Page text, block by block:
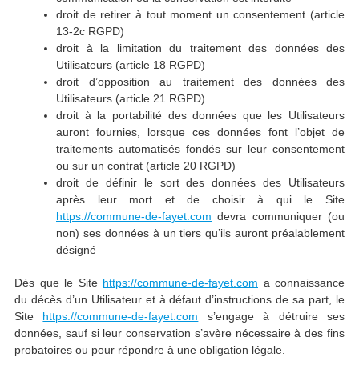
droit de retirer à tout moment un consentement (article
13-2c RGPD)
droit à la limitation du traitement des données des
Utilisateurs (article 18 RGPD)
droit d’opposition au traitement des données des
Utilisateurs (article 21 RGPD)
droit à la portabilité des données que les Utilisateurs
auront fournies, lorsque ces données font l’objet de
traitements automatisés fondés sur leur consentement
ou sur un contrat (article 20 RGPD)
droit de définir le sort des données des Utilisateurs
après leur mort et de choisir à qui le Site
https://commune-de-fayet.com devra communiquer (ou
non) ses données à un tiers qu’ils auront préalablement
désigné
Dès que le Site https://commune-de-fayet.com a connaissance
du décès d’un Utilisateur et à défaut d’instructions de sa part, le
Site https://commune-de-fayet.com s’engage à détruire ses
données, sauf si leur conservation s’avère nécessaire à des fins
probatoires ou pour répondre à une obligation légale.